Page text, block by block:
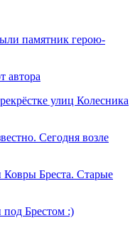
памятник герою-
автора
улиц Колесника
Сегодня возле
Ковры Бреста. Старые
Брестом :)